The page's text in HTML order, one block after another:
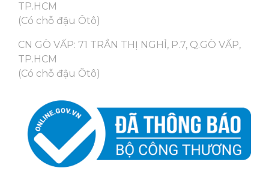
TP.HCM
(Có chỗ đậu Ôtô)
CN GÒ VẤP: 71 TRẦN THỊ NGHỈ, P.7, Q.GÒ VẤP,
TP.HCM
(Có chỗ đậu Ôtô)